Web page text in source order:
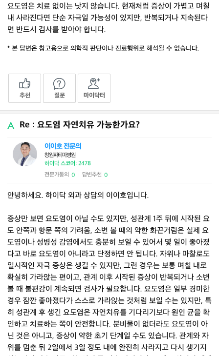
요도염은 치료 없이는 낫지 않습니다. 현재처럼 증상이 가볍고 며칠
내 사라진다면 단순 자극일 가능성이 있지만, 반복되거나 지속된다
면 반드시 검사를 받아야 합니다.
* 본 답변은 참고용으로 의학적 판단이나 진료행위로 해석될 수 없습니다.
추천 질문 마이닥터
Re : 요도염 자연치유 가능한가요?
이이호 전문의
창원파티마병원
하이닥 스코어: 2478
전문가동의 0 답변추천 0
안녕하세요. 하이닥 외과 상담의 이이호입니다.
증상만 보면 요도염이 아닐 수도 있지만, 성관계 1주 뒤에 시작된 요
도 안쪽과 항문 쪽의 가려움, 소변 볼 때의 약한 화끈거림은 실제 요
도염이나 성병성 감염에서도 충분히 보일 수 있어서 몇 일이 좋아졌
다고 바로 요도염이 아니라고 단정하면 안 됩니다. 자위나 마찰로도
일시적인 자극 증상은 생길 수 있지만, 그런 경우는 보통 며칠 내로
확실히 가라앉는 편이고, 관계 이후 시작된 증상이 반복되거나 소변
볼 때 불편감이 계속되면 검사가 필요합니다. 요도염은 일부 경미한
경우 잠깐 좋아졌다가 스스로 가라앉는 것처럼 보일 수는 있지만, 특
히 성관계 후 생긴 요도염은 자연치유를 기다리기보다 원인 균을 확
인하고 치료하는 쪽이 안전합니다. 분비물이 없더라도 요도염이 아
닌 것은 아니고, 증상이 약한 초기 단계일 수도 있습니다. 관계와 자
위를 멈춘 뒤 2일에서 3일 정도 내에 완전히 사라지고 다시 생기지